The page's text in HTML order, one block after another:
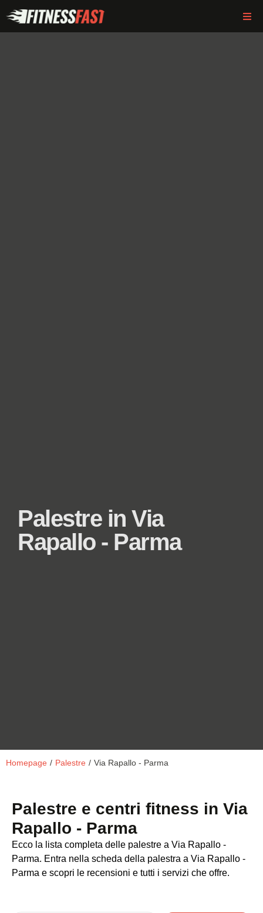
Palestre in Via
Rapallo - Parma
Homepage / Palestre / Via Rapallo - Parma
Palestre e centri fitness in Via
Rapallo - Parma
Ecco la lista completa delle palestre a Via Rapallo -
Parma. Entra nella scheda della palestra a Via Rapallo -
Parma e scopri le recensioni e tutti i servizi che offre.